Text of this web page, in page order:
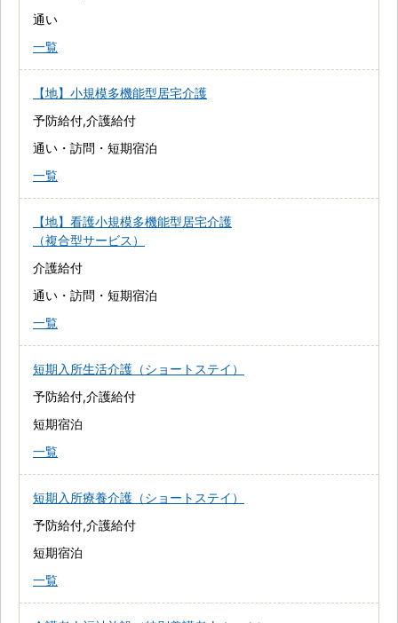
通い
一覧
【地】小規模多機能型居宅介護
予防給付,介護給付
通い・訪問・短期宿泊
一覧
【地】看護小規模多機能型居宅介護
（複合型サービス）
介護給付
通い・訪問・短期宿泊
一覧
短期入所生活介護（ショートステイ）
予防給付,介護給付
短期宿泊
一覧
短期入所療養介護（ショートステイ）
予防給付,介護給付
短期宿泊
一覧